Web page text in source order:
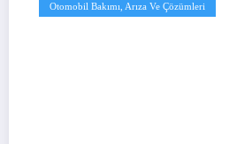
Otomobil Bakımı, Arıza Ve Çözümleri